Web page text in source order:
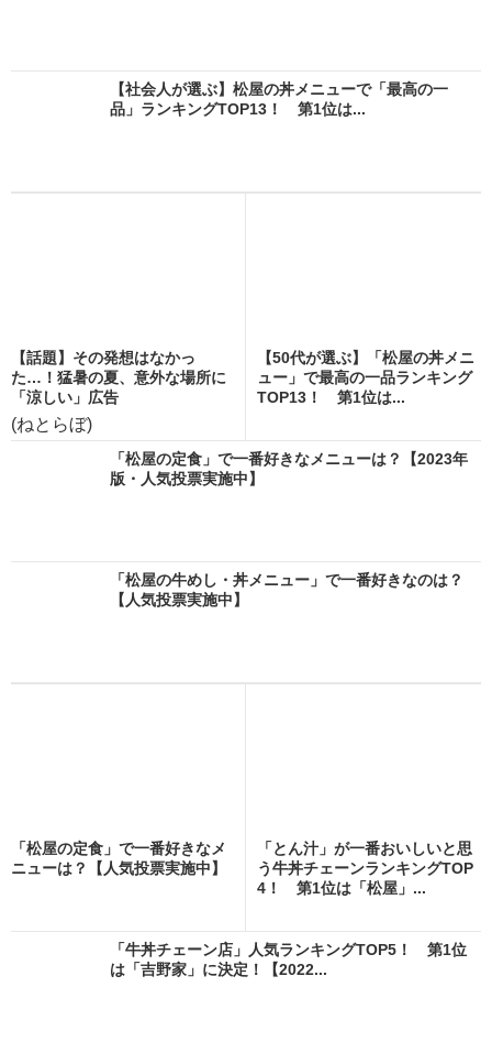
【社会人が選ぶ】松屋の丼メニューで「最高の一
品」ランキングTOP13！ 第1位は...
【話題】その発想はなかっ
た…！猛暑の夏、意外な場所に
「涼しい」広告
(ねとらぼ)
【50代が選ぶ】「松屋の丼メニ
ュー」で最高の一品ランキング
TOP13！ 第1位は...
「松屋の定食」で一番好きなメニューは？【2023年
版・人気投票実施中】
「松屋の牛めし・丼メニュー」で一番好きなのは？
【人気投票実施中】
「松屋の定食」で一番好きなメ
ニューは？【人気投票実施中】
「とん汁」が一番おいしいと思
う牛丼チェーンランキングTOP
4！ 第1位は「松屋」...
「牛丼チェーン店」人気ランキングTOP5！ 第1位
は「吉野家」に決定！【2022...